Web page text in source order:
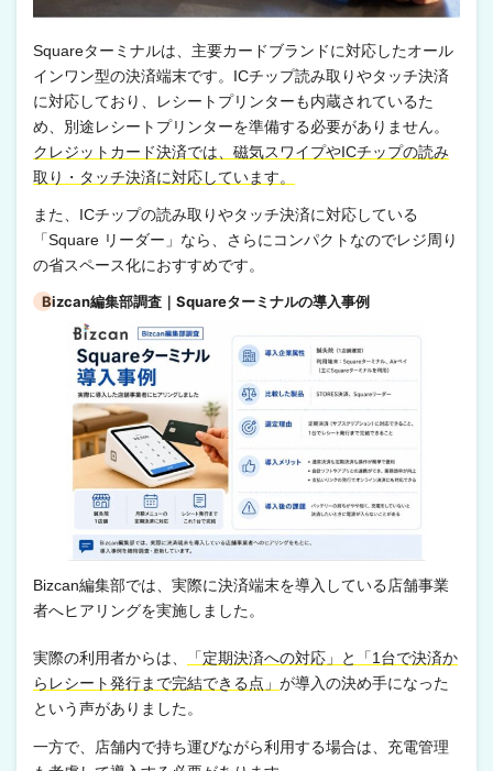
Squareターミナルは、主要カードブランドに対応したオール
インワン型の決済端末です。ICチップ読み取りやタッチ決済
に対応しており、レシートプリンターも内蔵されているた
め、別途レシートプリンターを準備する必要がありません。
クレジットカード決済では、磁気スワイプやICチップの読み
取り・タッチ決済に対応しています。
また、ICチップの読み取りやタッチ決済に対応している
「Square リーダー」なら、さらにコンパクトなのでレジ周り
の省スペース化におすすめです。
Bizcan編集部調査｜Squareターミナルの導入事例
Bizcan編集部では、実際に決済端末を導入している店舗事業
者へヒアリングを実施しました。
実際の利用者からは、
「定期決済への対応」と「1台で決済か
らレシート発行まで完結できる点」 が導入の決め手になった
という声がありました。
一方で、店舗内で持ち運びながら利用する場合は、充電管理